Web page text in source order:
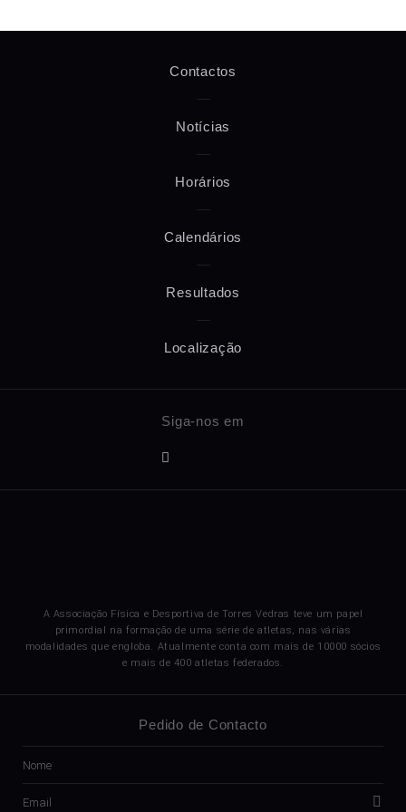
Contactos
Notícias
Horários
Calendários
Resultados
Localização
A Associação Física e Desportiva de Torres Vedras teve um papel
primordial na formação de uma série de atletas, nas várias
modalidades que engloba. Atualmente conta com mais de 10000 sócios
e mais de 400 atletas federados.
Pedido de Contacto